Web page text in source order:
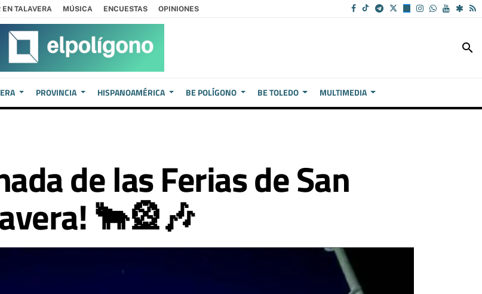
TALAVERA MÚSICA ENCUESTAS OPINIONES
search
PROVINCIA HISPANOAMÉRICA BE POLÍGONO BE TOLEDO MULTIMEDIA
de las Ferias de San
🐂🎡🎶